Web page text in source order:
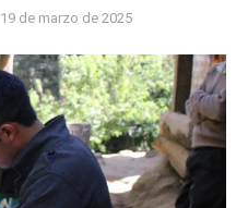
19 de marzo de 2025